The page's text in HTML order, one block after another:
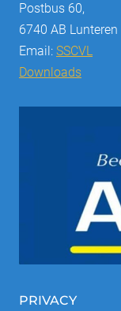
Postbus 60,
6740 AB Lunteren
Email: SSCVL
Downloads
PRIVACY